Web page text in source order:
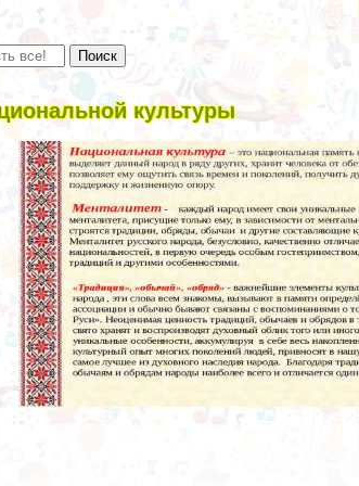
культуры